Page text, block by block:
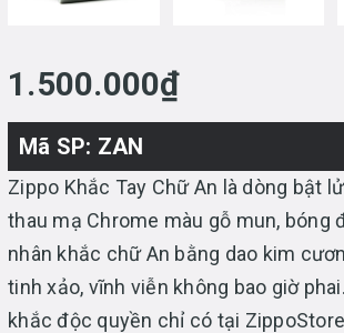
1.500.000₫
Mã SP: ZAN
Zippo Khắc Tay Chữ An là dòng bật
thau mạ Chrome màu gỗ mun, bóng
nhân khắc chữ An bằng dao kim
tinh xảo, vĩnh viễn không bao giờ
khắc độc quyền chỉ có tại